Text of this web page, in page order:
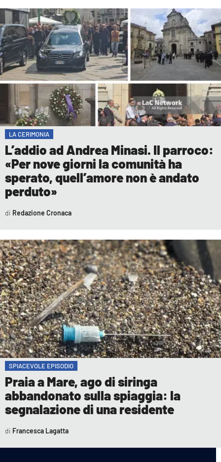
LA CERIMONIA
L’addio ad Andrea Minasi. Il parroco:
«Per nove giorni la comunità ha
sperato, quell’amore non è andato
perduto»
Redazione Cronaca
SPIACEVOLE EPISODIO
Praia a Mare, ago di siringa
abbandonato sulla spiaggia: la
segnalazione di una residente
Francesca Lagatta